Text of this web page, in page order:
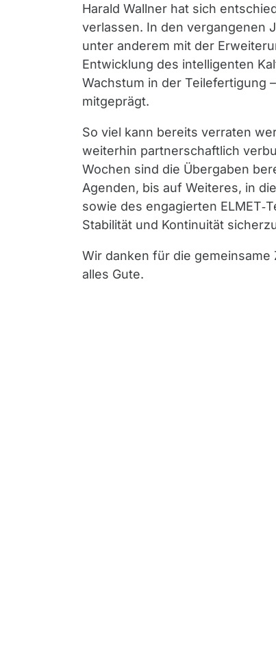
Harald Wallner hat sich
verlassen. In den vergangenen
unter anderem mit der
Entwicklung des intelligenten
Wachstum in der Teilefertigung
mitgeprägt.
So viel kann bereits verraten
weiterhin partnerschaftlich
Wochen sind die Übergaben
Agenden, bis auf Weiteres, in
sowie des engagierten
Stabilität und Kontinuität
Wir danken für die
alles Gute.